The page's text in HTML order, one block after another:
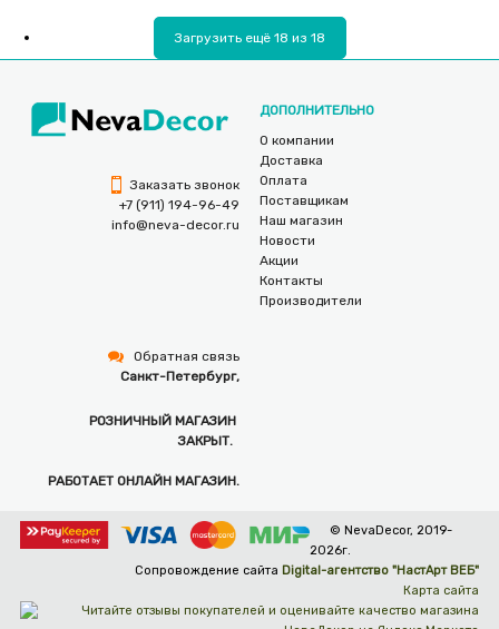
Загрузить ещё 18 из 18
Заказать звонок
+7 (911) 194-96-49
info@neva-decor.ru
Обратная связь
Санкт-Петербург,
РОЗНИЧНЫЙ МАГАЗИН
ЗАКРЫТ.
РАБОТАЕТ ОНЛАЙН МАГАЗИН.
ДОПОЛНИТЕЛЬНО
О компании
Доставка
Оплата
Поставщикам
Наш магазин
Новости
Акции
Контакты
Производители
© NevaDecor, 2019-
2026г.
Сопровождение сайта Digital-агентство "НастАрт ВЕБ"
Карта сайта